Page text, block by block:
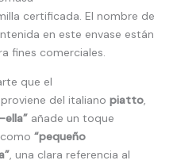
certificada. El nombre de
en este envase están
fines comerciales.
que el
del italiano piatto,
ella”añade un toque
“pequeño
, una clara referencia al